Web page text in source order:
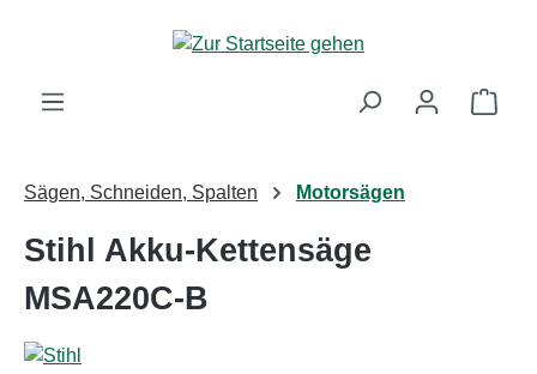
Zum Hauptinhalt springen
Sägen, Schneiden, Spalten Motorsägen
Stihl Akku-Kettensäge
MSA220C-B